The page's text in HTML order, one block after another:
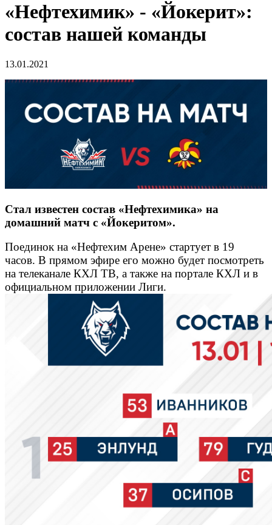
«Нефтехимик» - «Йокерит»:
состав нашей команды
13.01.2021
Стал известен состав «Нефтехимика» на
домашний матч с «Йокеритом».
Поединок на «Нефтехим Арене» стартует в 19
часов. В прямом эфире его можно будет посмотреть
на телеканале КХЛ ТВ, а также на портале КХЛ и в
официальном приложении Лиги.